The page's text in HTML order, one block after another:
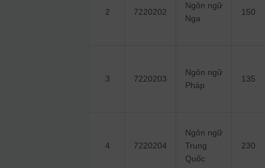
2 7220202
Ngôn ngữ
Nga
150
3 7220203
Ngôn ngữ
Pháp
135
4 7220204
Ngôn ngữ
Trung
Quốc
230